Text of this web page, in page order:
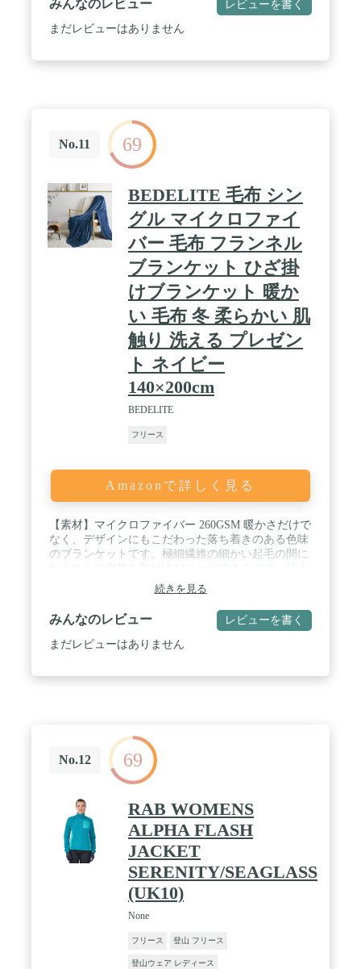
みんなのレビュー レビューを書く
まだレビューはありません
No.11 69
BEDELITE 毛布 シン
グル マイクロファイ
バー 毛布 フランネル
ブランケット ひざ掛
けブランケット 暖か
い 毛布 冬 柔らかい 肌
触り 洗える プレゼン
ト ネイビー
140×200cm
BEDELITE
フリース
Amazonで詳しく見る
【素材】マイクロファイバー 260GSM 暖かさだけで
なく、デザインにもこだわった落ち着きのある色味
のブランケットです。極細繊維の細かい起毛の間に
てふっくら。体温で温められた空気を逃さないので
保温性があります。軽いので、体にも負担がかかり
にくいのもポイントです。 / 【静電気防止】場の室
内で衣装と毛布の摩擦によって静電気生じる場合が
あります。あの嫌なパチパチを少しでも軽減できる
るベーシックなデザイン。折りたたむとコンパクト
になるので、持ち運びにも便利なサイズとなってお
ります。 / 【洗濯方法】ご家庭で丸洗いOK。気軽に
洗えて、いつも清潔、お手入れ簡単。開封後そのま
まご使用いただくこともできますが、一度単独で洗
って干していただく、より快適にご使用いただきま
す。ご使用の時、硬いものと摩擦しないでくださ
い。 / 【品質保証サービス】BEDELITE マイクロフ
ァイバー 毛布 ダブル フリース ブランケット 洗え
る ブランケット ひざ掛け 毛布 暖かい オールシー
ズン 敷き毛布 掛け毛布 180×200cm ふわふわ 冬 暖
かい ご購入後30日間無料で返品・交換できます。一
年品質保証しております、問題があればご連絡お願
続きを見る
みんなのレビュー レビューを書く
まだレビューはありません
No.12 69
RAB WOMENS
ALPHA FLASH
JACKET
SERENITY/SEAGLASS
(UK10)
None
フリース 登山 フリース
登山ウェア レディース